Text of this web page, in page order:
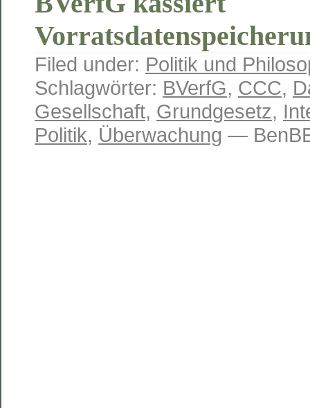
Filed under: Politik und
Schlagwörter: BVerfG, CCC,
Gesellschaft, Grundgesetz,
Politik, Überwachung —